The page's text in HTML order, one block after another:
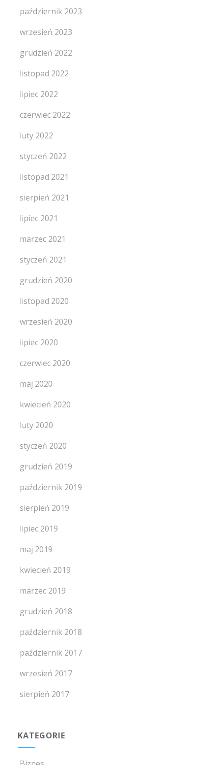
październik 2023
wrzesień 2023
grudzień 2022
listopad 2022
lipiec 2022
czerwiec 2022
luty 2022
styczeń 2022
listopad 2021
sierpień 2021
lipiec 2021
marzec 2021
styczeń 2021
grudzień 2020
listopad 2020
wrzesień 2020
lipiec 2020
czerwiec 2020
maj 2020
kwiecień 2020
luty 2020
styczeń 2020
grudzień 2019
październik 2019
sierpień 2019
lipiec 2019
maj 2019
kwiecień 2019
marzec 2019
grudzień 2018
październik 2018
październik 2017
wrzesień 2017
sierpień 2017
KATEGORIE